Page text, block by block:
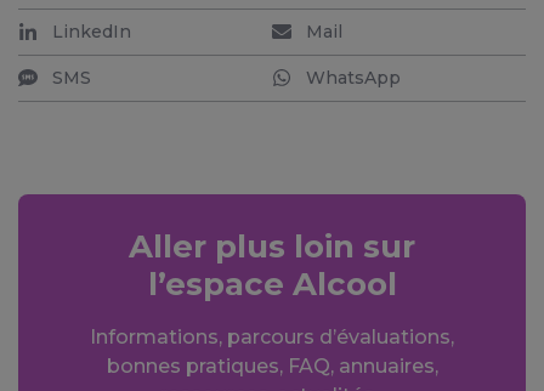
LinkedIn Mail
SMS WhatsApp
Aller plus loin sur
l’espace Alcool
Informations, parcours d’évaluations,
bonnes pratiques, FAQ, annuaires,